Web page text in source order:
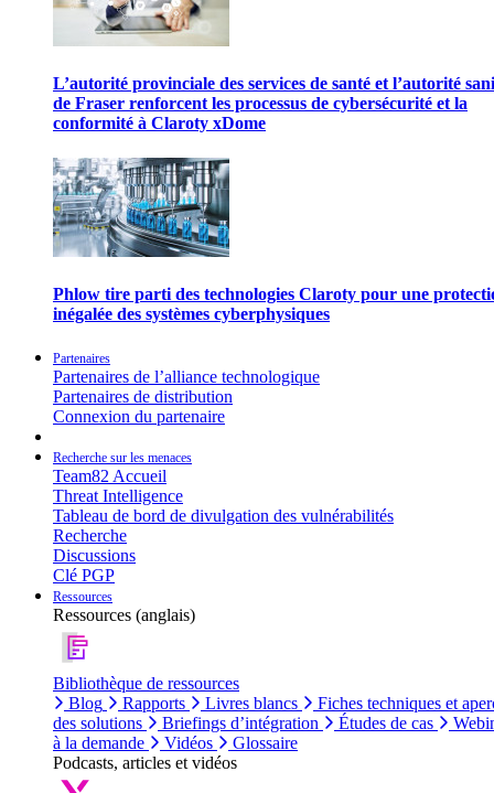
L’autorité provinciale des services de santé et l’autorité
de Fraser renforcent les processus de cybersécurité et la
conformité à Claroty xDome
Phlow tire parti des technologies Claroty pour une
inégalée des systèmes cyberphysiques
Partenaires
Partenaires de l’alliance technologique
Partenaires de distribution
Connexion du partenaire
Recherche sur les menaces
Team82 Accueil
Threat Intelligence
Tableau de bord de divulgation des vulnérabilités
Recherche
Discussions
Clé PGP
Ressources
Ressources (anglais)
Bibliothèque de ressources
Blog
Rapports Livres blancs
Fiches techniques et
des solutions
Briefings d’intégration Études de cas
à la demande
Vidéos
Glossaire
Podcasts, articles et vidéos